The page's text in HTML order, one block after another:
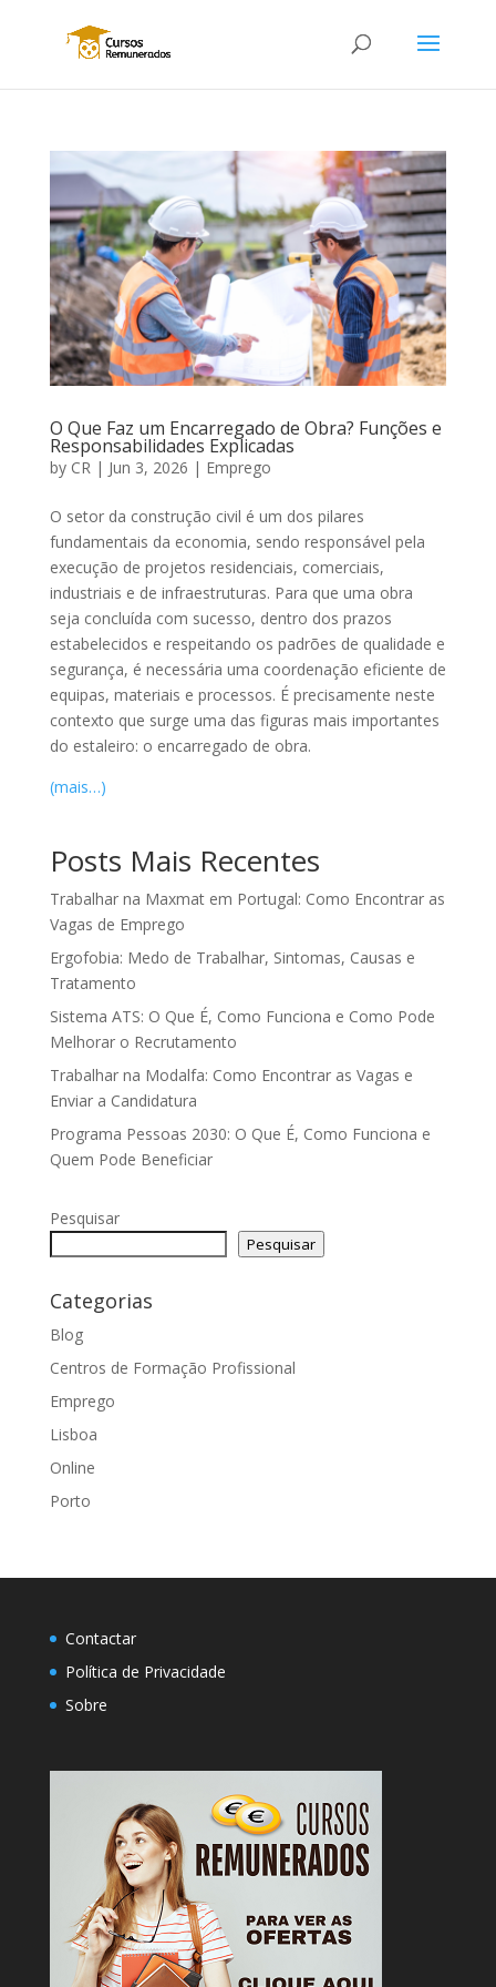
O Que Faz um Encarregado de Obra? Funções e
Responsabilidades Explicadas
by CR| Jun 3, 2026 | Emprego
O setor da construção civil é um dos pilares
fundamentais da economia, sendo responsável pela
execução de projetos residenciais, comerciais,
industriais e de infraestruturas. Para que uma obra
seja concluída com sucesso, dentro dos prazos
estabelecidos e respeitando os padrões de qualidade e
segurança, é necessária uma coordenação eficiente de
equipas, materiais e processos. É precisamente neste
contexto que surge uma das figuras mais importantes
do estaleiro: o encarregado de obra.
(mais…)
Posts Mais Recentes
Trabalhar na Maxmat em Portugal: Como Encontrar as
Vagas de Emprego
Ergofobia: Medo de Trabalhar, Sintomas, Causas e
Tratamento
Sistema ATS: O Que É, Como Funciona e Como Pode
Melhorar o Recrutamento
Trabalhar na Modalfa: Como Encontrar as Vagas e
Enviar a Candidatura
Programa Pessoas 2030: O Que É, Como Funciona e
Quem Pode Beneficiar
Pesquisar
Pesquisar
Categorias
Blog
Centros de Formação Profissional
Emprego
Lisboa
Online
Porto
Contactar
Política de Privacidade
Sobre